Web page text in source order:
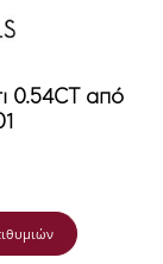
0.54CT από